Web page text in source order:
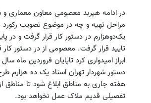
در ادامه هیربد معصومی معاون معماری
ابراز امیدواری کرد تاپایان فروردین
هفته جاری به مناطق ابلاغ شود تا
تفصیلی قدیم ملاک عمل نخواهد بود.